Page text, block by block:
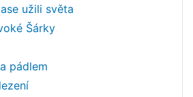
užili světa
Šárky
pádlem